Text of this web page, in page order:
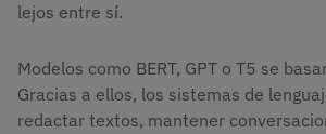
lejos entre sí.
Modelos como BERT, GPT o T5 se
Gracias a ellos, los sistemas de
redactar textos, mantener